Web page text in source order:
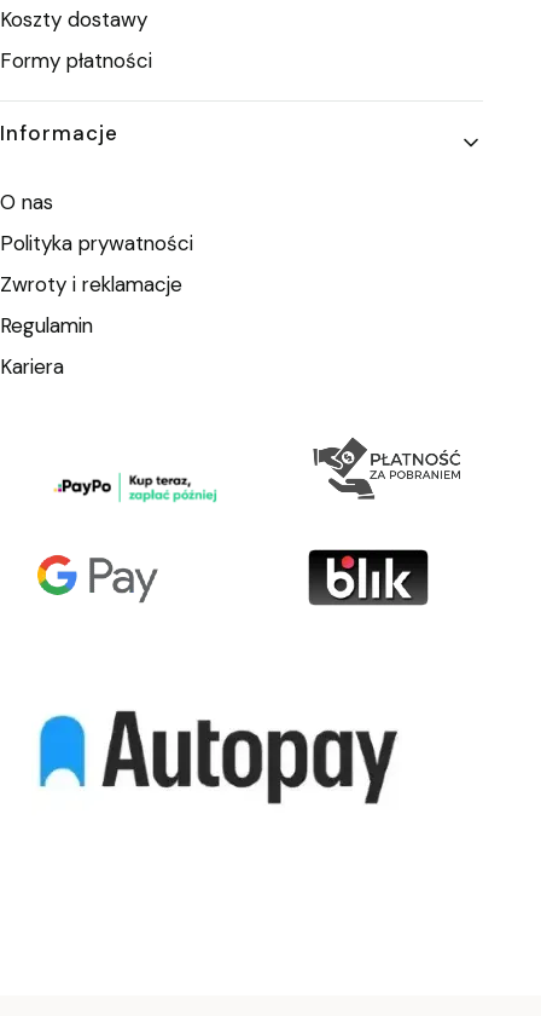
Koszty dostawy
Formy płatności
Informacje
O nas
Polityka prywatności
Zwroty i reklamacje
Regulamin
Kariera